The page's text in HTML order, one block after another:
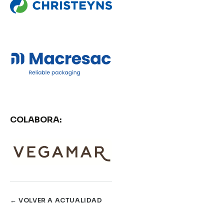
COLABORA:
← VOLVER A ACTUALIDAD